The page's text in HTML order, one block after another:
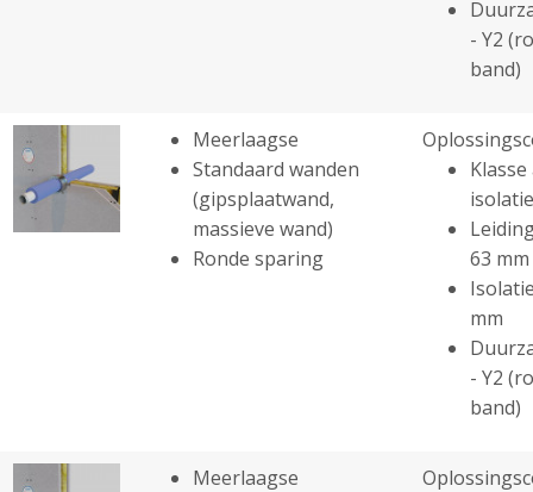
- Y2
band)
Meerlaagse
Standaard wanden
(gipsplaatwand,
massieve wand)
Ronde sparing
63 mm
mm
- Y2
band)
Meerlaagse